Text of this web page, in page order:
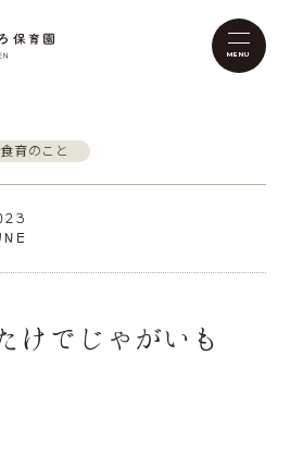
食育のこと
けでじゃがいも